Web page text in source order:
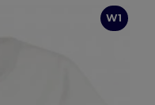
W1